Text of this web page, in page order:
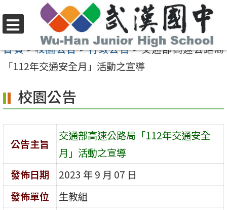
至
容
區
選
單
首頁>校園公告>行政公告>交通部高速公路局
「112年交通安全月」活動之宣導
校園公告
公告主旨
交通部高速公路局「112年交通安全
月」活動之宣導
發佈日期
2023 年 9 月 07 日
發佈單位
生教組